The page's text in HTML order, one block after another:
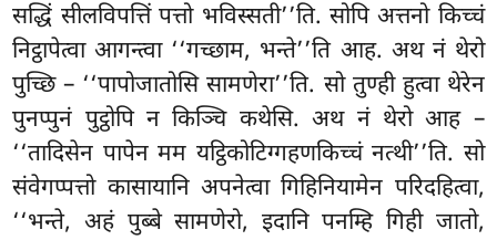
सद्धिं सीलविपत्तिं पत्तो भविस्सती’’ति. सोपि अत्तनो किच्चं
निट्ठापेत्वा आगन्त्वा ‘‘गच्छाम, भन्ते’’ति आह. अथ नं थेरो
पुच्छि – ‘‘पापोजातोसि सामणेरा’’ति. सो तुण्ही हुत्वा थेरेन
पुनप्पुनं पुट्ठोपि न किञ्चि कथेसि. अथ नं थेरो आह –
‘‘तादिसेन पापेन मम यट्ठिकोटिग्गहणकिच्चं नत्थी’’ति. सो
संवेगप्पत्तो कासायानि अपनेत्वा गिहिनियामेन परिदहित्वा,
‘‘भन्ते, अहं पुब्बे सामणेरो, इदानि पनम्हि गिही जातो,